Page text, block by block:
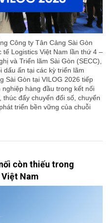
Công ty Tân Cảng Sài Gòn
tế Logistics Việt Nam lần thứ 4 –
và Triển lãm Sài Gòn (SECC),
dấu ấn tại các kỳ triển lãm
Sài Gòn tại VILOG 2026 tiếp
hàng đầu trong kết nối
thúc đẩy chuyển đổi số, chuyển
triển bền vững của chuỗi
còn thiếu trong
Nam